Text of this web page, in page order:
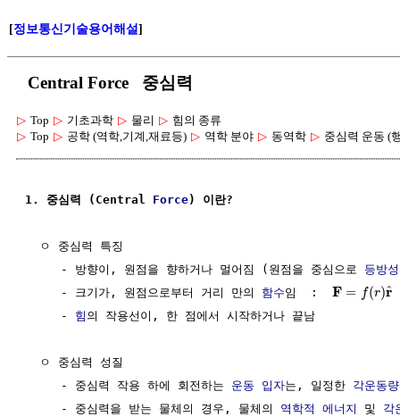
[정보통신기술용어해설]
Central Force 중심력
▷ Top ▷ 기초과학 ▷ 물리 ▷ 힘의 종류
▷ Top ▷ 공학 (역학,기계,재료등) ▷ 역학 분야 ▷ 동역학 ▷ 중심력 운동 (
1. 중심력 (Central Force) 이란?
  ㅇ 중심력 특징
     - 방향이, 원점을 향하거나 멀어짐 (원점을 중심으로
등방성
     - 크기가, 원점으로부터 거리 만의
함수임  : F = f(r)^
r
     -
힘 의 작용선이, 한 점에서 시작하거나 끝남
  ㅇ 중심력 성질
     - 중심력 작용 하에 회전하는
운동 입자는, 일정한 각운동량
     - 중심력을 받는 물체의 경우, 물체의
역학적 에너지 및 각